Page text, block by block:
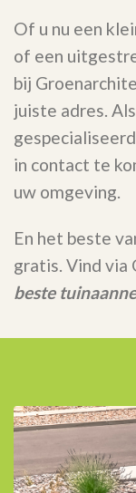
Of u nu een
of een
bij
juiste adres.
in contact te
uw omgeving.
En het beste
gratis. Vind via
beste